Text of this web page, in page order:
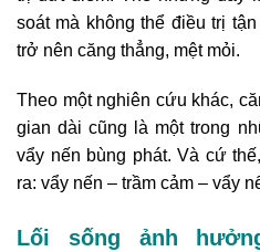
soát mà không thể điều trị
trở nên căng thẳng, mệt mỏi.
Theo một nghiên cứu khác,
gian dài cũng là một trong
vẩy nến bùng phát. Và cứ
ra: vẩy nến – trầm cảm – vẩy
Lối sống ảnh